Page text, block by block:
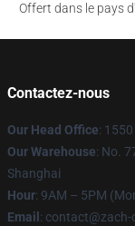
Offert dans le pays
Contactez-nous
Our Head Office:
Our Warehouse: No.
Shanghai
Hour: 9AM – 5PM
Email :